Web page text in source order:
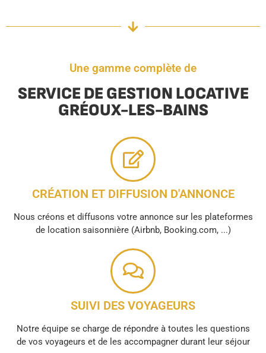
Une gamme complète de
SERVICE DE GESTION LOCATIVE
GRÉOUX-LES-BAINS
CRÉATION ET DIFFUSION D'ANNONCE
Nous créons et diffusons votre annonce sur les plateformes
de location saisonnière (Airbnb, Booking.com, ...)
SUIVI DES VOYAGEURS
Notre équipe se charge de répondre à toutes les questions
de vos voyageurs et de les accompagner durant leur séjour